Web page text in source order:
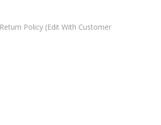
Return Policy (edit With Customer